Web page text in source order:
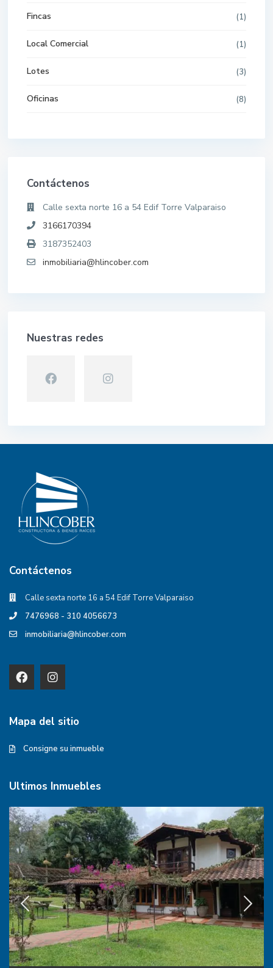
Fincas (1)
Local Comercial (1)
Lotes (3)
Oficinas (8)
Contáctenos
Calle sexta norte 16 a 54 Edif Torre Valparaiso
3166170394
3187352403
inmobiliaria@hlincober.com
Nuestras redes
Contáctenos
Calle sexta norte 16 a 54 Edif Torre Valparaiso
7476968 - 310 4056673
inmobiliaria@hlincober.com
Mapa del sitio
Consigne su inmueble
Ultimos Inmuebles